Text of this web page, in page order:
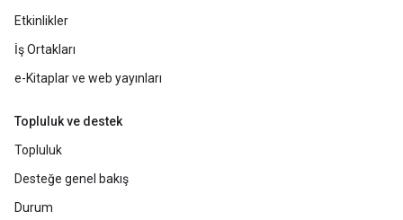
Etkinlikler
İş Ortakları
e-Kitaplar ve web yayınları
Topluluk ve destek
Topluluk
Desteğe genel bakış
Durum